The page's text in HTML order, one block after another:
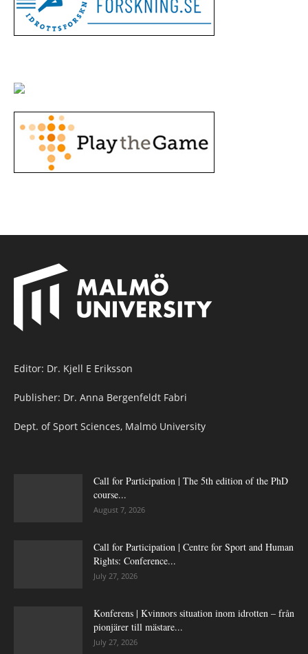
Editor: Dr. Kjell E Eriksson
Publisher: Dr. Anna Bergenfeldt Fabri
Dept. of Sport Sciences, Malmö University
Call for Participation | The 5th edition of the PhD
course...
August 7, 2026
Call for Participation | Centre for Sport and Human
Rights: Conference...
July 27, 2026
Konferens | Kvinnors situation inom idrotten – från
pionjärer till mästare...
July 27, 2026